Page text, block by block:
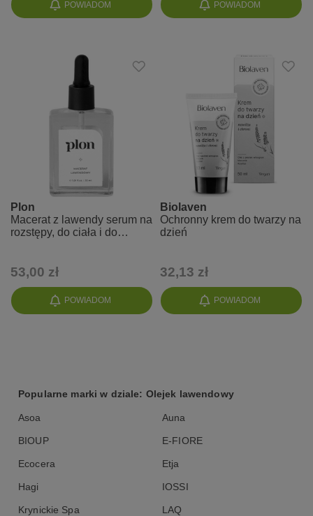
POWIADOM POWIADOM
POWIADOM
Plon
Macerat z lawendy serum na
rozstępy, do ciała i do
53,00 zł
POWIADOM
Biolaven
Ochronny krem do twarzy na
dzień
32,13 zł
Popularne marki w dziale: Olejek lawendowy
Asoa Auna
BIOUP E-FIORE
Ecocera Etja
Hagi IOSSI
Krynickie Spa LAQ